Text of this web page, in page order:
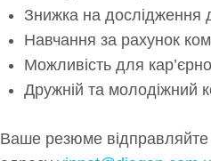
Знижка на дослідження
Навчання за рахунок
Можливість для
Дружній та молодіжний
Ваше резюме відправляйте